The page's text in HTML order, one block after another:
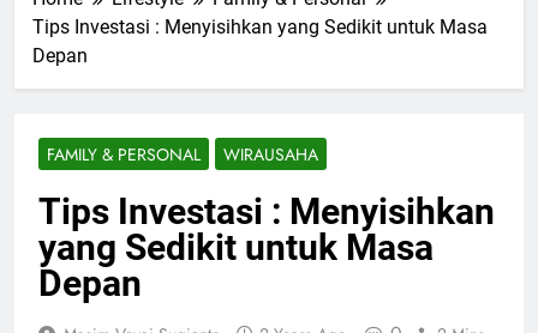
Tips Investasi : Menyisihkan yang Sedikit untuk Masa
Depan
FAMILY & PERSONAL WIRAUSAHA
Tips Investasi : Menyisihkan
yang Sedikit untuk Masa
Depan